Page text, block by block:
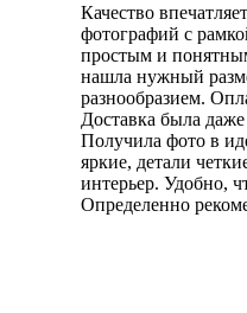
Качество
фотографий с
простым и
нашла нужный
разнообразием.
Доставка была
Получила фото в
яркие, детали
интерьер. Удобно,
Определенно